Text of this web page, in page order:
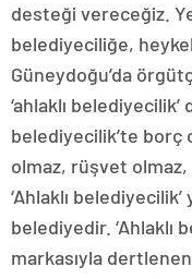
desteği vereceğiz.
belediyeciliğe,
Güneydoğu’da
‘ahlaklı belediyecilik’
belediyecilik’te borç
olmaz, rüşvet olmaz,
‘Ahlaklı
belediyedir. ‘Ahlaklı
markasıyla